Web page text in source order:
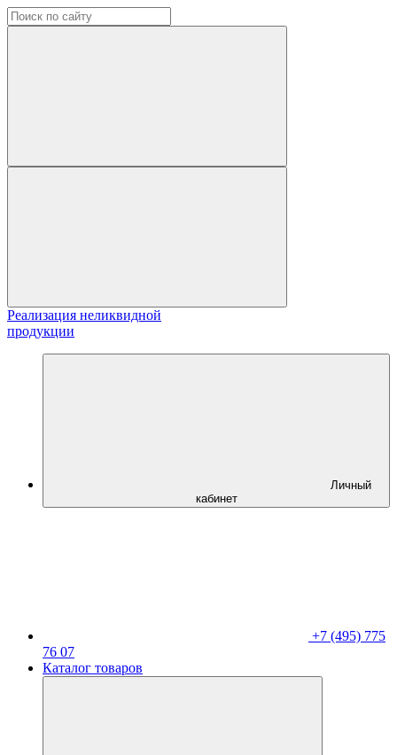
Реализация неликвидной
продукции
Личный
кабинет
+7 (495) 775
76 07
Каталог товаров